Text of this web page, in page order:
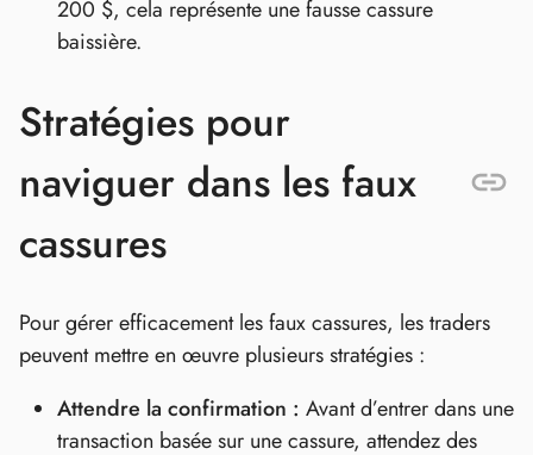
200 $, cela représente une fausse cassure
baissière.
Stratégies pour
naviguer dans les faux
cassures
Pour gérer efficacement les faux cassures, les traders
peuvent mettre en œuvre plusieurs stratégies :
Attendre la confirmation : Avant d’entrer dans une
transaction basée sur une cassure, attendez des